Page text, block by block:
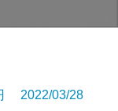
2022/03/28